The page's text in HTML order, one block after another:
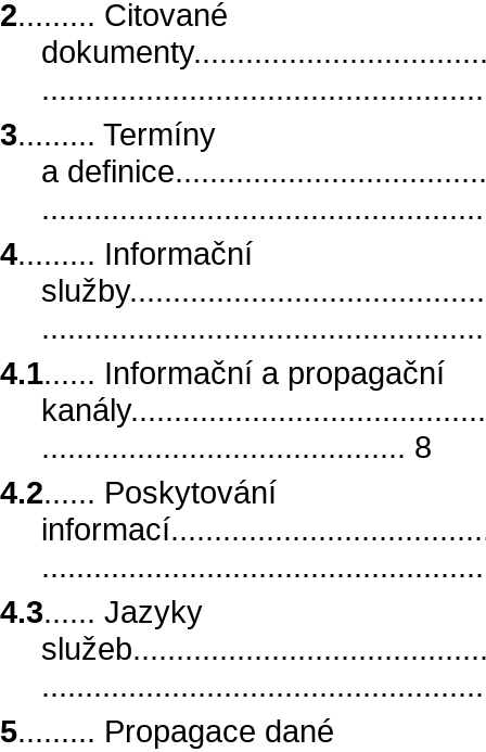
2......... Citované
3......... Termíny
a
4......... Informační
4.1...... Informační a propagační
.......................................... 8
4.2...... Poskytování
4.3...... Jazyky
5......... Propagace dané